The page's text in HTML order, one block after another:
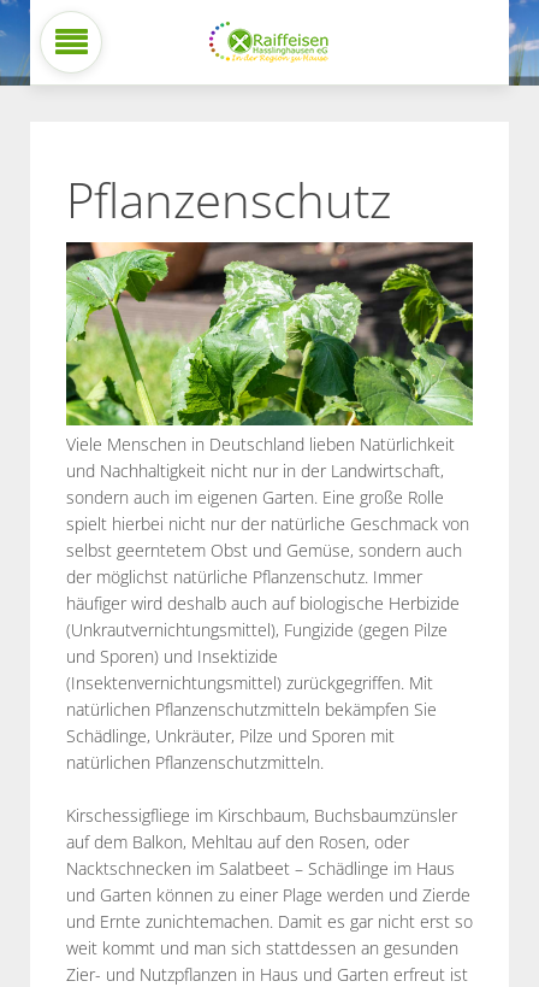
Pflanzenschutz
Viele Menschen in Deutschland lieben Natürlichkeit
und Nachhaltigkeit nicht nur in der Landwirtschaft,
sondern auch im eigenen Garten. Eine große Rolle
spielt hierbei nicht nur der natürliche Geschmack von
selbst geerntetem Obst und Gemüse, sondern auch
der möglichst natürliche Pflanzenschutz. Immer
häufiger wird deshalb auch auf biologische Herbizide
(Unkrautvernichtungsmittel), Fungizide (gegen Pilze
und Sporen) und Insektizide
(Insektenvernichtungsmittel) zurückgegriffen. Mit
natürlichen Pflanzenschutzmitteln bekämpfen Sie
Schädlinge, Unkräuter, Pilze und Sporen mit
natürlichen Pflanzenschutzmitteln.
Kirschessigfliege im Kirschbaum, Buchsbaumzünsler
auf dem Balkon, Mehltau auf den Rosen, oder
Nacktschnecken im Salatbeet – Schädlinge im Haus
und Garten können zu einer Plage werden und Zierde
und Ernte zunichtemachen. Damit es gar nicht erst so
weit kommt und man sich stattdessen an gesunden
Zier- und Nutzpflanzen in Haus und Garten erfreut ist